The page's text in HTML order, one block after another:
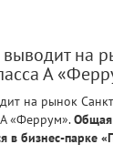
на
А
на рынок
«Феррум».Общая
в бизнес-парке